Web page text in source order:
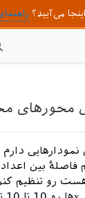
می‌آیید؟
محورهای
نمودارهایی
فاصله‌ٔ بین
رو تنظیم